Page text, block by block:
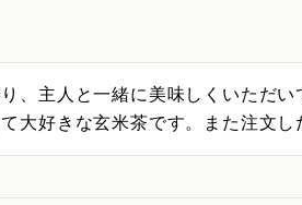
、主人と一緒に美味しくいただ
大好きな玄米茶です。また注文し